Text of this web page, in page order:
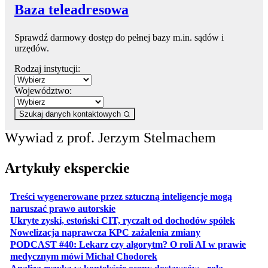
Baza teleadresowa
Sprawdź darmowy dostęp do pełnej bazy m.in. sądów i
urzędów.
Rodzaj instytucji:
Województwo:
Szukaj danych kontaktowych
Wywiad z prof. Jerzym Stelmachem
Artykuły eksperckie
Treści wygenerowane przez sztuczną inteligencje mogą
naruszać prawo autorskieotwiera się w nowej karcie
Ukryte zyski, estoński CIT, ryczałt od dochodów spółekotwiera
Nowelizacja naprawcza KPC zażalenia zmianyotwiera się w
PODCAST #40: Lekarz czy algorytm? O roli AI w prawie
medycznym mówi Michał Chodorekotwiera się w nowej karcie